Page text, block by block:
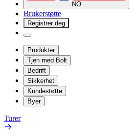
NO
Brukerstøtte
Registrer deg
Produkter
Tjen med Bolt
Bedrift
Sikkerhet
Kundestøtte
Byer
Turer